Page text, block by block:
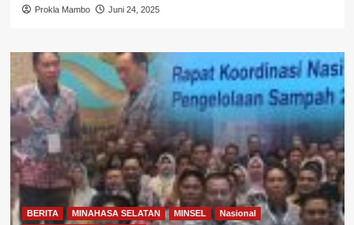
Prokla Mambo Juni 24, 2025
BERITA MINAHASA SELATAN MINSEL
Nasional